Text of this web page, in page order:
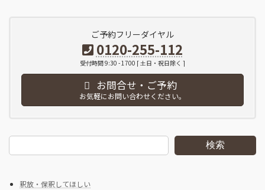
ご予約フリーダイヤル
0120-255-112
受付時間 9:30 - 1700 [ 土日・祝日除く ]
お問合せ・ご予約
お気軽にお問い合わせください。
検索
釈放・保釈してほしい